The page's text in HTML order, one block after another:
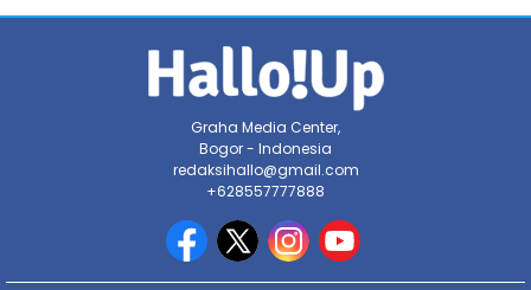
Graha Media Center,
Bogor - Indonesia
redaksihallo@gmail.com
+628557777888